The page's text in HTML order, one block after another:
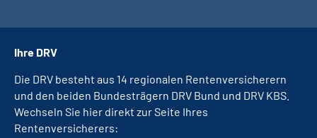
Ihre DRV
Die DRV besteht aus 14 regionalen Rentenversicherern
und den beiden Bundesträgern DRV Bund und DRV KBS.
Wechseln Sie hier direkt zur Seite Ihres
Rentenversicherers: